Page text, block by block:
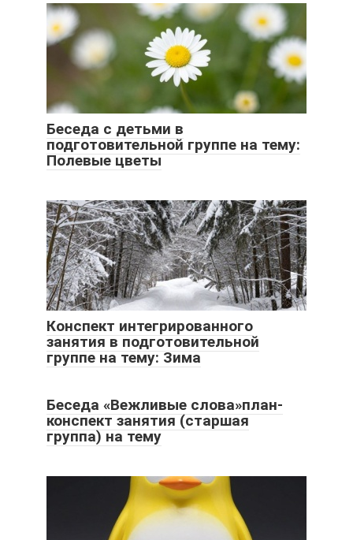
Беседа с детьми в
подготовительной группе на тему:
Полевые цветы
Конспект интегрированного
занятия в подготовительной
группе на тему: Зима
Беседа «Вежливые слова»план-
конспект занятия (старшая
группа) на тему